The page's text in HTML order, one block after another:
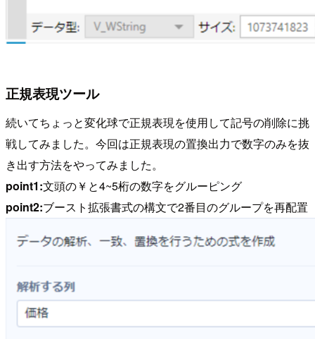
正規表現ツール
続いてちょっと変化球で正規表現を使用して記号の削除に挑
戦してみました。今回は正規表現の置換出力で数字のみを抜
き出す方法をやってみました。
point1:文頭の￥と4~5桁の数字をグルーピング
point2:ブースト拡張書式の構文で2番目のグループを再配置